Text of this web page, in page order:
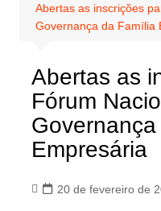
Abertas as inscrições
Governança da Família
Abertas as
Fórum
Empresária
20 de fevereiro de